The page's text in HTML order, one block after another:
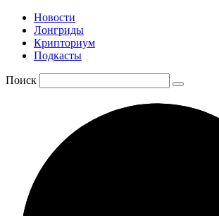
Новости
Лонгриды
Крипториум
Подкасты
Поиск